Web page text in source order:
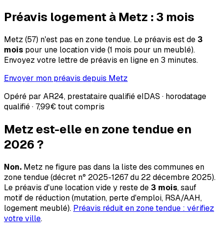
Préavis logement à Metz : 3 mois
Metz (57) n'est pas en zone tendue. Le préavis est de 3
mois pour une location vide (1 mois pour un meublé).
Envoyez votre lettre de préavis en ligne en 3 minutes.
Envoyer mon préavis depuis Metz
Opéré par AR24, prestataire qualifié eIDAS · horodatage
qualifié · 7,99€tout compris
Metz est-elle en zone tendue en
2026 ?
Non. Metz ne figure pas dans la liste des communes en
zone tendue (décret n° 2025-1267 du 22 décembre 2025).
Le préavis d'une location vide y reste de 3 mois, sauf
motif de réduction (mutation, perte d'emploi, RSA/AAH,
logement meublé). Préavis réduit en zone tendue : vérifiez
votre ville.